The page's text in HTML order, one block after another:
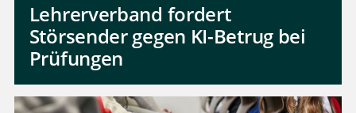
Lehrerverband fordert
Störsender gegen KI-Betrug bei
Prüfungen